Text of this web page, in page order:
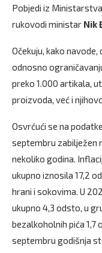
Pobjedi iz
rukovodi ministar Nik
Očekuju, kako
odnosno
preko 1.000 artikala,
proizvoda, već i
Osvrćući se na
septembru zabilježen
nekoliko godina.
ukupno iznosila 17,2
hrani i sokovima. U
ukupno 4,3 odsto, u
bezalkoholnih pića 1,7
septembru godišnja